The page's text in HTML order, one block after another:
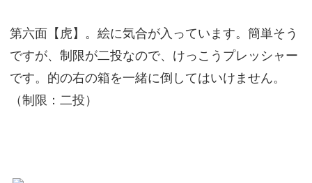
第六面【虎】。絵に気合が入っています。簡単そう
ですが、制限が二投なので、けっこうプレッシャー
です。的の右の箱を一緒に倒してはいけません。
（制限：二投）